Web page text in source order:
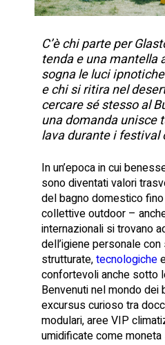
C’è chi parte per
tenda e una mantella
sogna le luci
e chi si ritira nel
cercare sé stesso al
una domanda unisce
lava durante i festival
In un’epoca in cui
sono diventati valori
del bagno domestico
collettive outdoor –
internazionali si trovano
dell’igiene personale
strutturate,tecnologiche
confortevoli anche sotto
Benvenuti nel mondo dei
excursus curioso tra
modulari, aree VIP
umidificate come moneta